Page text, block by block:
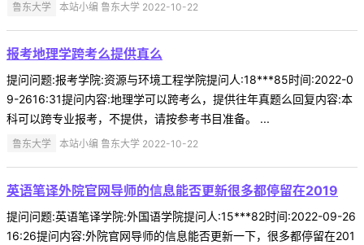
鲁东大学 本站小编 鲁东大学 2022-10-22
报考地理学跨考么提供真么
提问问题:报考学院:资源与环境工程学院提问人:18***85时间:2022-0
9-2616:31提问内容:地理学可以跨考么，提供往年真题么回复内容:本
科可以跨专业报考，不提供，请按参考书目准备。 ...
鲁东大学 本站小编 鲁东大学 2022-10-22
英语笔译外院官网导师的信息能否更新很多都停留在2019
提问问题:英语笔译学院:外国语学院提问人:15***82时间:2022-09-26
16:26提问内容:外院官网导师的信息能否更新一下，很多都停留在201